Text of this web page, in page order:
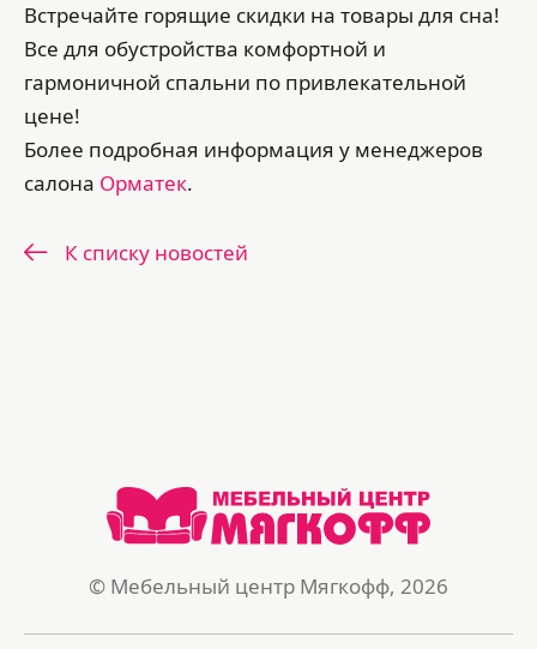
Встречайте горящие скидки на товары для сна!
Все для обустройства комфортной и
гармоничной спальни по привлекательной
цене!
Более подробная информация у менеджеров
салона Орматек.
К списку новостей
© Мебельный центр Мягкофф, 2026